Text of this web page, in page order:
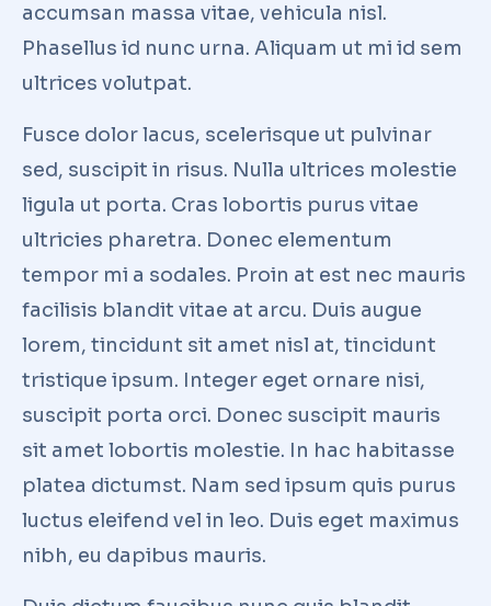
accumsan massa vitae, vehicula nisl.
Phasellus id nunc urna. Aliquam ut mi id sem
ultrices volutpat.
Fusce dolor lacus, scelerisque ut pulvinar
sed, suscipit in risus. Nulla ultrices molestie
ligula ut porta. Cras lobortis purus vitae
ultricies pharetra. Donec elementum
tempor mi a sodales. Proin at est nec mauris
facilisis blandit vitae at arcu. Duis augue
lorem, tincidunt sit amet nisl at, tincidunt
tristique ipsum. Integer eget ornare nisi,
suscipit porta orci. Donec suscipit mauris
sit amet lobortis molestie. In hac habitasse
platea dictumst. Nam sed ipsum quis purus
luctus eleifend vel in leo. Duis eget maximus
nibh, eu dapibus mauris.